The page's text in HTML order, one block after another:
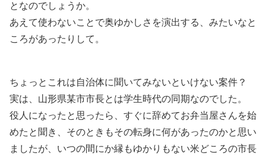
となのでしょうか。
あえて使わないことで奥ゆかしさを演出する、みたいなと
ころがあったりして。
ちょっとこれは自治体に聞いてみないといけない案件？
実は、山形県某市市長とは学生時代の同期なのでした。
役人になったと思ったら、すぐに辞めてお弁当屋さんを始
めたと聞き、そのときもその転身に何があったのかと思い
ましたが、いつの間にか縁もゆかりもない米どころの市長